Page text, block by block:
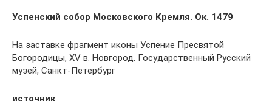
Успенский собор Московского Кремля. Ок. 1479
На заставке фрагмент иконы Успение Пресвятой
Богородицы, XV в. Новгород. Государственный Русский
музей, Санкт-Петербург
источник